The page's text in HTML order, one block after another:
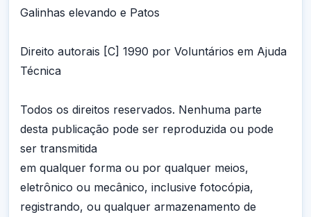
Galinhas elevando e Patos
Direito autorais [C] 1990 por Voluntários em Ajuda
Técnica
Todos os direitos reservados. Nenhuma parte
desta publicação pode ser reproduzida ou pode
ser transmitida
em qualquer forma ou por qualquer meios,
eletrônico ou mecânico, inclusive fotocópia,
registrando, ou qualquer armazenamento de